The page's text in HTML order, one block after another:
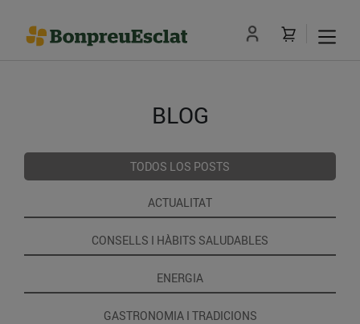
BLOG
TODOS LOS POSTS
ACTUALITAT
CONSELLS I HÀBITS SALUDABLES
ENERGIA
GASTRONOMIA I TRADICIONS